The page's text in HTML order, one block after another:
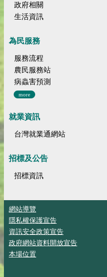
政府相關
生活資訊
為民服務
服務流程
農民服務站
病蟲害預測
more
就業資訊
台灣就業通網站
招標及公告
招標資訊
網站導覽
隱私權保護宣告
資訊安全政策宣告
政府網站資料開放宣告
本場位置